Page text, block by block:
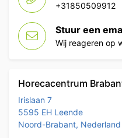
+31850509912
Stuur een
Wij reageren op
Horecacentrum
Irislaan 7
5595 EH Leende
Noord-Brabant, Nederland